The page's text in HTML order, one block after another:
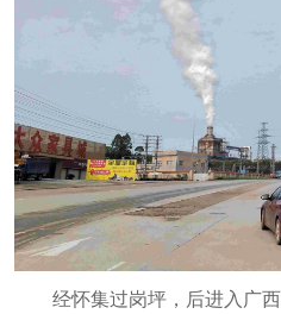
经怀集过岗坪，后进入广